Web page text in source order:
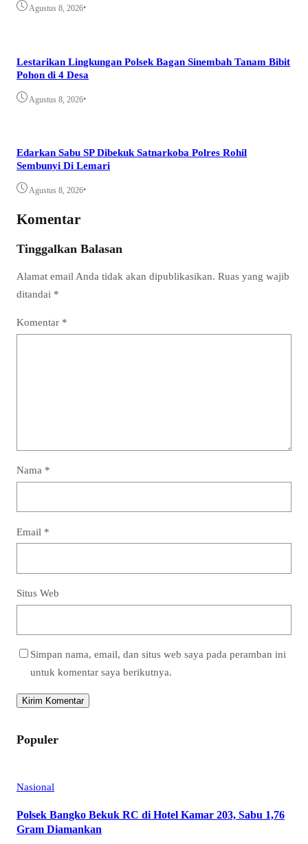
Agustus 8, 2026•
Lestarikan Lingkungan Polsek Bagan Sinembah Tanam Bibit
Pohon di 4 Desa
Agustus 8, 2026•
Edarkan Sabu SP Dibekuk Satnarkoba Polres Rohil
Sembunyi Di Lemari
Agustus 8, 2026•
Komentar
Tinggalkan Balasan
Alamat email Anda tidak akan dipublikasikan. Ruas yang wajib
ditandai *
Komentar *
Nama *
Email *
Situs Web
Simpan nama, email, dan situs web saya pada peramban ini
untuk komentar saya berikutnya.
Populer
Nasional
Polsek Bangko Bekuk RC di Hotel Kamar 203, Sabu 1,76
Gram Diamankan